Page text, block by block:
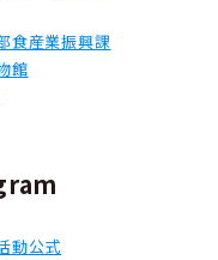
食産業振興課
館
動公式